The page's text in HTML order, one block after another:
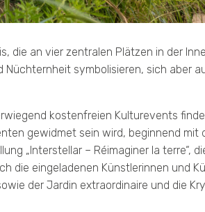
die an vier zentralen Plätzen in der
symbolisieren, sich aber
kostenfreien Kulturevents
gewidmet sein wird, beginnend mit
„Interstellar – Réimaginer la terre“,
die eingeladenen Künstlerinnen und
der Jardin extraordinaire und die